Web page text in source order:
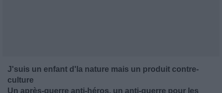
J'suis un enfant d'la nature mais un produit contre-
culture
Un après-guerre anti-héros, un anti-guerre pour les